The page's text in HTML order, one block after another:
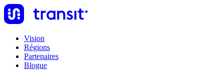
Vision
Régions
Partenaires
Blogue